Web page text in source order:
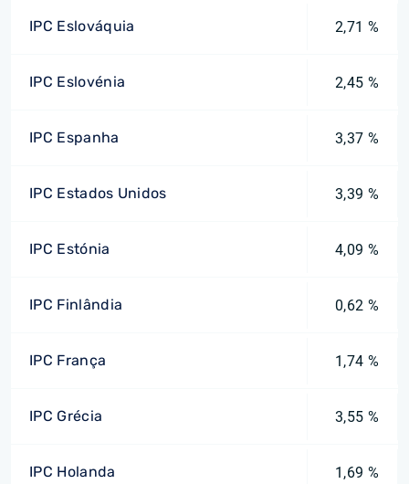
IPC Eslováquia 2,71 %
IPC Eslovénia 2,45 %
IPC Espanha 3,37 %
IPC Estados Unidos 3,39 %
IPC Estónia 4,09 %
IPC Finlândia 0,62 %
IPC França 1,74 %
IPC Grécia 3,55 %
IPC Holanda 1,69 %